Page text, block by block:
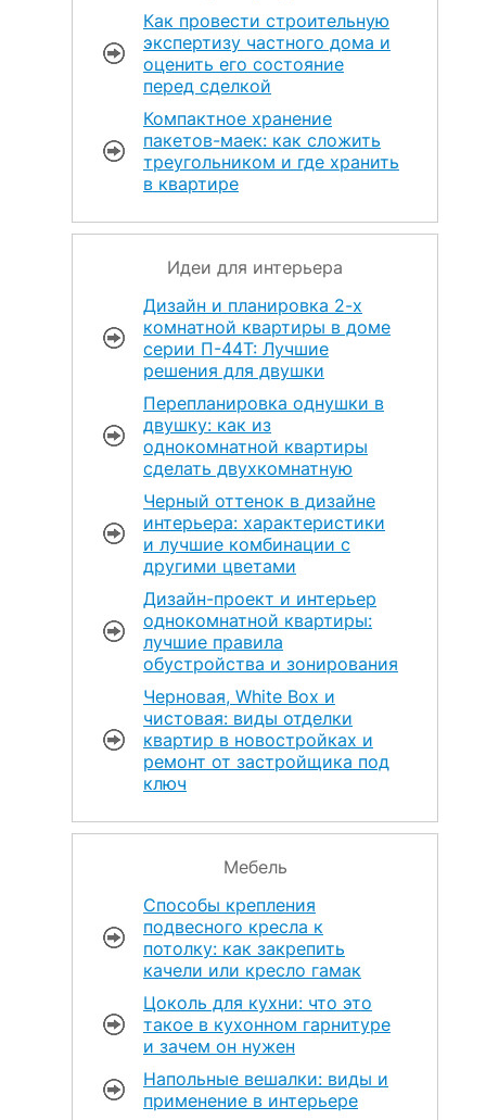
Как провести строительную
экспертизу частного дома и
оценить его состояние
перед сделкой
Компактное хранение
пакетов-маек: как сложить
треугольником и где хранить
в квартире
Идеи для интерьера
Дизайн и планировка 2-х
комнатной квартиры в доме
серии П-44Т: Лучшие
решения для двушки
Перепланировка однушки в
двушку: как из
однокомнатной квартиры
сделать двухкомнатную
Черный оттенок в дизайне
интерьера: характеристики
и лучшие комбинации с
другими цветами
Дизайн-проект и интерьер
однокомнатной квартиры:
лучшие правила
обустройства и зонирования
Черновая, White Box и
чистовая: виды отделки
квартир в новостройках и
ремонт от застройщика под
ключ
Мебель
Способы крепления
подвесного кресла к
потолку: как закрепить
качели или кресло гамак
Цоколь для кухни: что это
такое в кухонном гарнитуре
и зачем он нужен
Напольные вешалки: виды и
применение в интерьере